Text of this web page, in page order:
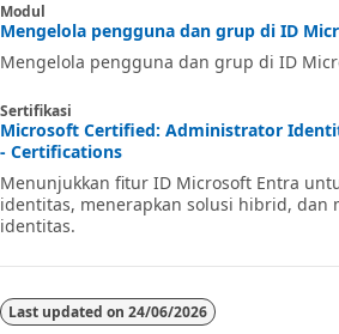
Modul
Mengelola pengguna dan grup di ID
Mengelola pengguna dan grup di ID
Sertifikasi
Microsoft Certified: Administrator
- Certifications
Menunjukkan fitur ID Microsoft Entra
identitas, menerapkan solusi hibrid, dan
identitas.
Last updated on 24/06/2026